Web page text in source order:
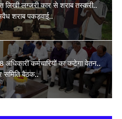
लिखी लग्जरी कार से शराब तस्करी..
शराब पकड़वाई..
अधिकारी कर्मचारियों का कटेगा वेतन..
समिति बैठक..